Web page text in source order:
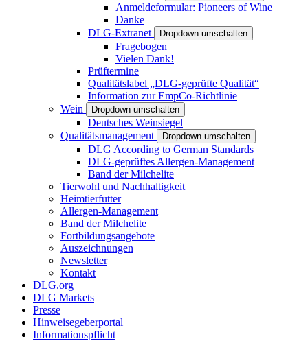
Anmeldeformular: Pioneers of Wine
Danke
DLG-Extranet
Dropdown umschalten
Fragebogen
Vielen Dank!
Prüftermine
Qualitätslabel „DLG-geprüfte Qualität“
Information zur EmpCo-Richtlinie
Wein
Dropdown umschalten
Deutsches Weinsiegel
Qualitätsmanagement
Dropdown umschalten
DLG According to German Standards
DLG-geprüftes Allergen-Management
Band der Milchelite
Tierwohl und Nachhaltigkeit
Heimtierfutter
Allergen-Management
Band der Milchelite
Fortbildungsangebote
Auszeichnungen
Newsletter
Kontakt
DLG.org
DLG Markets
Presse
Hinweisegeberportal
Informationspflicht